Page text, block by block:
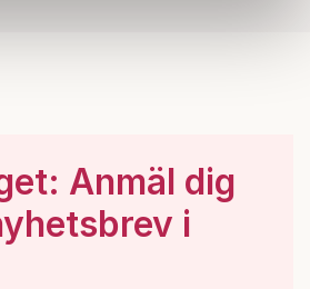
Anmäl dig
i